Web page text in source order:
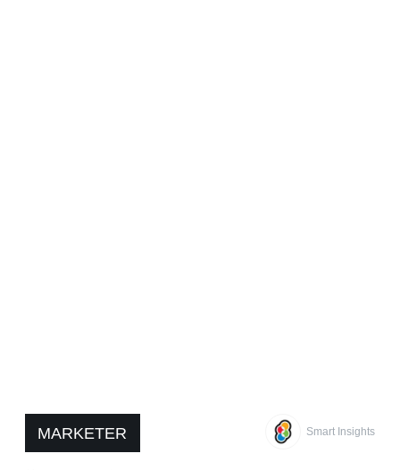
MARKETER Smart Insights